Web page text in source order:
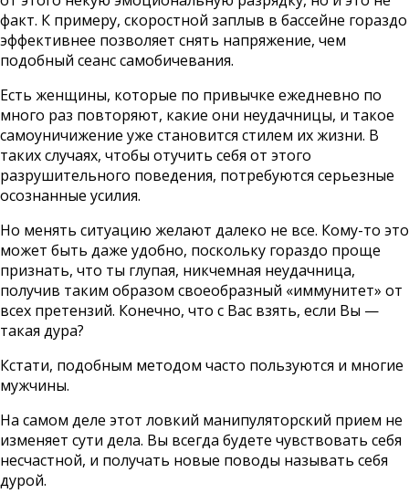
факт. К примеру, скоростной заплыв в бассейне гораздо
эффективнее позволяет снять напряжение, чем
подобный сеанс самобичевания.
Есть женщины, которые по привычке ежедневно по
много раз повторяют, какие они неудачницы, и такое
самоуничижение уже становится стилем их жизни. В
таких случаях, чтобы отучить себя от этого
разрушительного поведения, потребуются серьезные
осознанные усилия.
Но менять ситуацию желают далеко не все. Кому-то это
может быть даже удобно, поскольку гораздо проще
признать, что ты глупая, никчемная неудачница,
получив таким образом своеобразный «иммунитет» от
всех претензий. Конечно, что с Вас взять, если Вы —
такая дура?
Кстати, подобным методом часто пользуются и многие
мужчины.
На самом деле этот ловкий манипуляторский прием не
изменяет сути дела. Вы всегда будете чувствовать себя
несчастной, и получать новые поводы называть себя
дурой.